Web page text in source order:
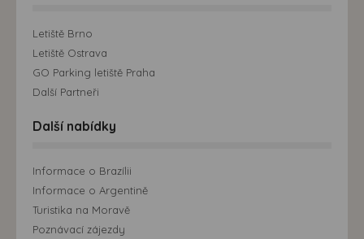
Letiště Brno
Letiště Ostrava
GO Parking letiště Praha
Další Partneři
Další nabídky
Informace o Brazílii
Informace o Argentině
Turistika na Moravě
Poznávací zájezdy